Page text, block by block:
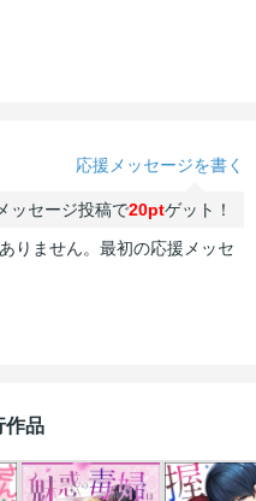
応援メッセージを書く
メッセージ投稿で20ptゲット！
りません。最初の応援メッセ
作品